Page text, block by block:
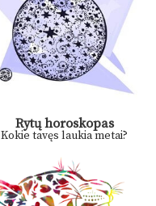
Rytų horoskopas
Kokie tavęs laukia metai?